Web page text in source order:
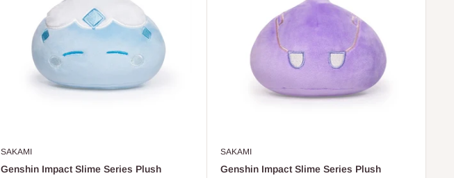
SAKAMI
Genshin Impact Slime Series Plush
SAKAMI
Genshin Impact Slime Series Plush